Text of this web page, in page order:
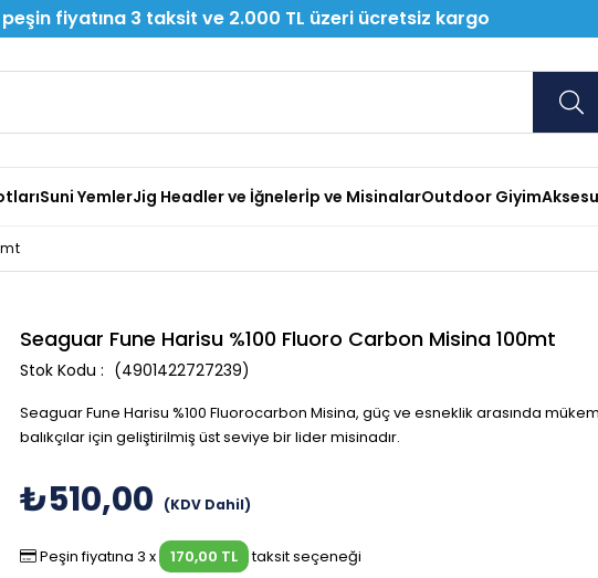
fiyatına 3 taksit ve 2.000 TL üzeri ücretsiz kargo
Suni YemlerJig Headler ve İğnelerİp ve MisinalarOutdoor Giyim
Seaguar Fune Harisu %100 Fluoro Carbon Misina 100mt
(4901422727239)
Seaguar Fune Harisu %100 Fluorocarbon Misina, güç ve esneklik arasında
balıkçılar için geliştirilmiş üst seviye bir lider misinadır.
₺510,00 (KDV Dahil)
Peşin fiyatına 3 x 170,00 TL taksit seçeneği